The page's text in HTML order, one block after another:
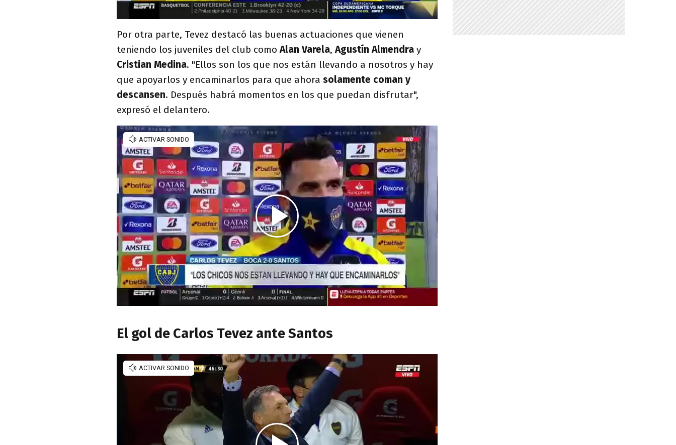
Por otra parte, Tevez destacó las buenas actuaciones que vienen
teniendo los juveniles del club comoAlan Varela,Agustín Almendra y
Cristian Medina. "Ellos son los que nos están llevando a nosotros y hay
que apoyarlos y encaminarlos para que ahora solamente coman y
descansen. Después habrá momentos en los que puedan disfrutar",
expresó el delantero.
El gol de Carlos Tevez ante Santos